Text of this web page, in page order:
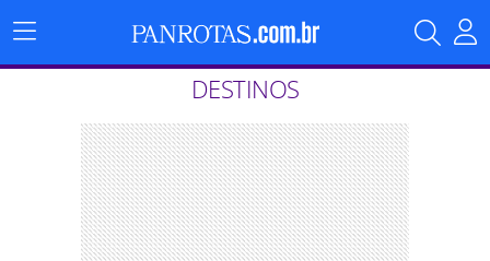
Menu
Principal
DESTINOS